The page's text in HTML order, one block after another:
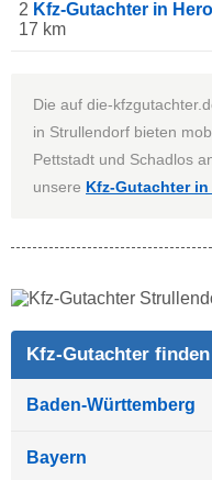
2 Kfz-Gutachter in
17 km
Die auf die-
in Strullendorf bieten
Pettstadt und Schadlos
unsere Kfz-Gutachter
Kfz-Gutachter
Baden-Württemberg
Bayern